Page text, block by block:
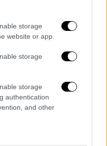
storage
website or app.
storage
storage
authentication
and other
Οικονομίας:
της
Δικαστήριο για
υπουργείου
Οδηγία για
του ΦΠΑ σε